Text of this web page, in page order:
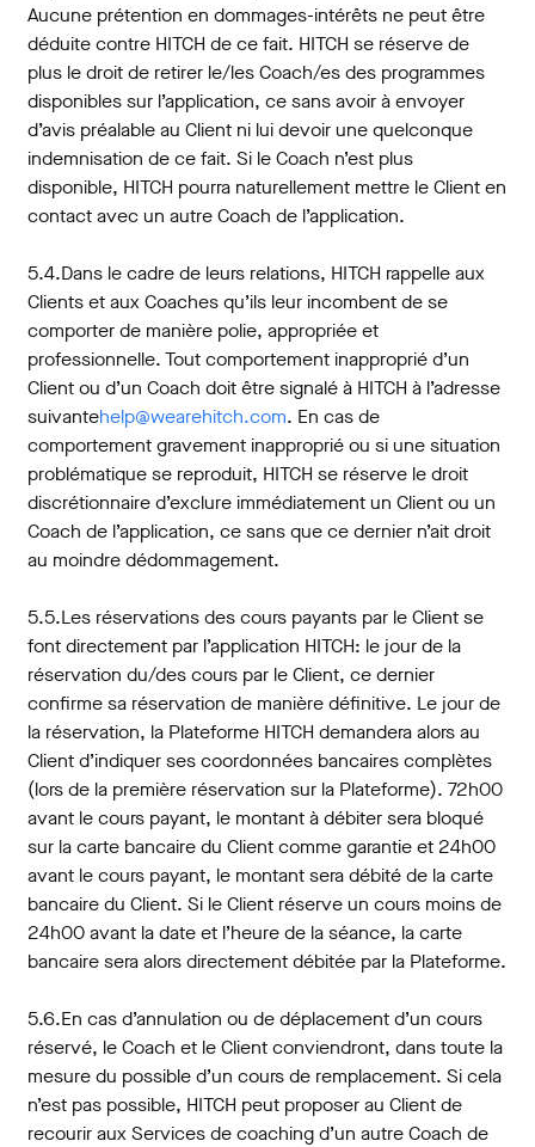
Aucune prétention en dommages-intérêts ne peut être
déduite contre HITCH de ce fait. HITCH se réserve de
plus le droit de retirer le/les Coach/es des programmes
disponibles sur l’application, ce sans avoir à envoyer
d’avis préalable au Client ni lui devoir une quelconque
indemnisation de ce fait. Si le Coach n’est plus
disponible, HITCH pourra naturellement mettre le Client en
contact avec un autre Coach de l’application.
5.4.Dans le cadre de leurs relations, HITCH rappelle aux
Clients et aux Coaches qu’ils leur incombent de se
comporter de manière polie, appropriée et
professionnelle. Tout comportement inapproprié d’un
Client ou d’un Coach doit être signalé à HITCH à l’adresse
suivantehelp@wearehitch.com. En cas de
comportement gravement inapproprié ou si une situation
problématique se reproduit, HITCH se réserve le droit
discrétionnaire d’exclure immédiatement un Client ou un
Coach de l’application, ce sans que ce dernier n’ait droit
au moindre dédommagement.
5.5.Les réservations des cours payants par le Client se
font directement par l’application HITCH: le jour de la
réservation du/des cours par le Client, ce dernier
confirme sa réservation de manière définitive. Le jour de
la réservation, la Plateforme HITCH demandera alors au
Client d’indiquer ses coordonnées bancaires complètes
(lors de la première réservation sur la Plateforme). 72h00
avant le cours payant, le montant à débiter sera bloqué
sur la carte bancaire du Client comme garantie et 24h00
avant le cours payant, le montant sera débité de la carte
bancaire du Client. Si le Client réserve un cours moins de
24h00 avant la date et l’heure de la séance, la carte
bancaire sera alors directement débitée par la Plateforme.
5.6.En cas d’annulation ou de déplacement d’un cours
réservé, le Coach et le Client conviendront, dans toute la
mesure du possible d’un cours de remplacement. Si cela
n’est pas possible, HITCH peut proposer au Client de
recourir aux Services de coaching d’un autre Coach de